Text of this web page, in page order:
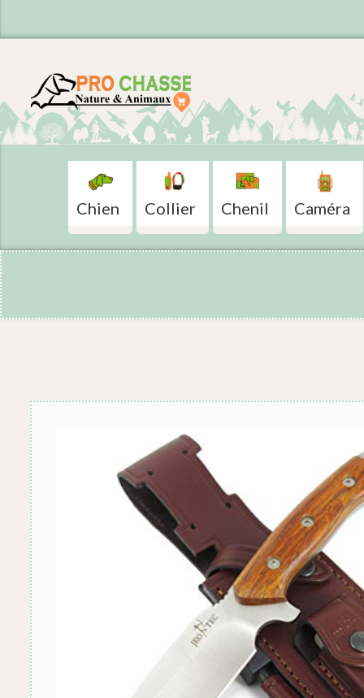
Chien Collier Chenil Caméra